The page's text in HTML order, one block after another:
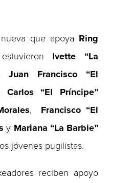
que apoya Ring
estuvieron Ivette “La
Juan Francisco “El
Carlos “El Príncipe”
, Francisco “El
y Mariana “La Barbie”
jóvenes pugilistas.
reciben apoyo